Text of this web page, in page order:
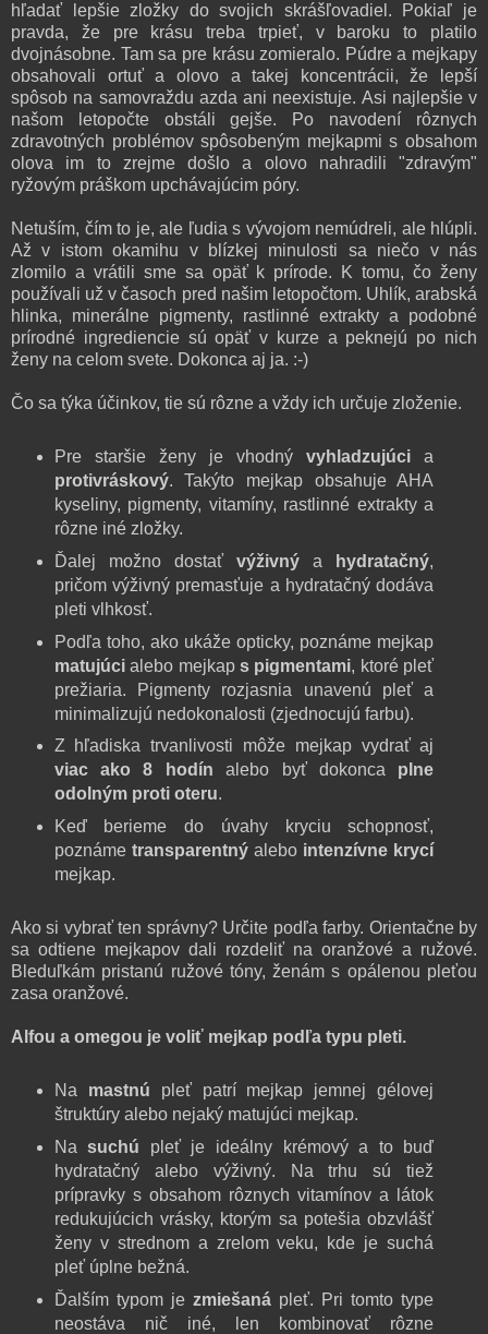
hľadať lepšie zložky do svojich skrášľovadiel. Pokiaľ je
pravda, že pre krásu treba trpieť, v baroku to platilo
dvojnásobne. Tam sa pre krásu zomieralo. Púdre a mejkapy
obsahovali ortuť a olovo a takej koncentrácii, že lepší
spôsob na samovraždu azda ani neexistuje. Asi najlepšie v
našom letopočte obstáli gejše. Po navodení rôznych
zdravotných problémov spôsobeným mejkapmi s obsahom
olova im to zrejme došlo a olovo nahradili "zdravým"
ryžovým práškom upchávajúcim póry.
Netuším, čím to je, ale ľudia s vývojom nemúdreli, ale hlúpli.
Až v istom okamihu v blízkej minulosti sa niečo v nás
zlomilo a vrátili sme sa opäť k prírode. K tomu, čo ženy
používali už v časoch pred našim letopočtom. Uhlík, arabská
hlinka, minerálne pigmenty, rastlinné extrakty a podobné
prírodné ingrediencie sú opäť v kurze a peknejú po nich
ženy na celom svete. Dokonca aj ja. :-)
Čo sa týka účinkov, tie sú rôzne a vždy ich určuje zloženie.
Pre staršie ženy je vhodnývyhladzujúci a
protivráskový. Takýto mejkap obsahuje AHA
kyseliny, pigmenty, vitamíny, rastlinné extrakty a
rôzne iné zložky.
Ďalej možno dostaťvýživný a hydratačný,
pričom výživný premasťuje a hydratačný dodáva
pleti vlhkosť.
Podľa toho, ako ukáže opticky, poznáme mejkap
matujúcialebo mejkap s pigmentami, ktoré pleť
prežiaria. Pigmenty rozjasnia unavenú pleť a
minimalizujú nedokonalosti (zjednocujú farbu).
Z hľadiska trvanlivosti môže mejkap vydrať aj
viac ako 8 hodín alebo byť dokonca plne
odolným proti oteru.
Keď berieme do úvahy kryciu schopnosť,
poznáme transparentnýalebo intenzívne krycí
mejkap.
Ako si vybrať ten správny? Určite podľa farby. Orientačne by
sa odtiene mejkapov dali rozdeliť na oranžové a ružové.
Bleduľkám pristanú ružové tóny, ženám s opálenou pleťou
zasa oranžové.
Alfou a omegou je voliť mejkap podľa typu pleti.
Na mastnú pleť patrí mejkap jemnej gélovej
štruktúry alebo nejaký matujúci mejkap.
Nasuchú pleť je ideálny krémový a to buď
hydratačný alebo výživný. Na trhu sú tiež
prípravky s obsahom rôznych vitamínov a látok
redukujúcich vrásky, ktorým sa potešia obzvlášť
ženy v strednom a zrelom veku, kde je suchá
pleť úplne bežná.
Ďalším typom je zmiešanápleť. Pri tomto type
neostáva nič iné, len kombinovať rôzne